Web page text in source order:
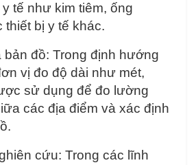
tế như kim tiêm, ống
thiết bị y tế khác.
đồ: Trong định hướng
vị đo độ dài như mét,
sử dụng để đo lường
các địa điểm và xác định
cứu: Trong các lĩnh